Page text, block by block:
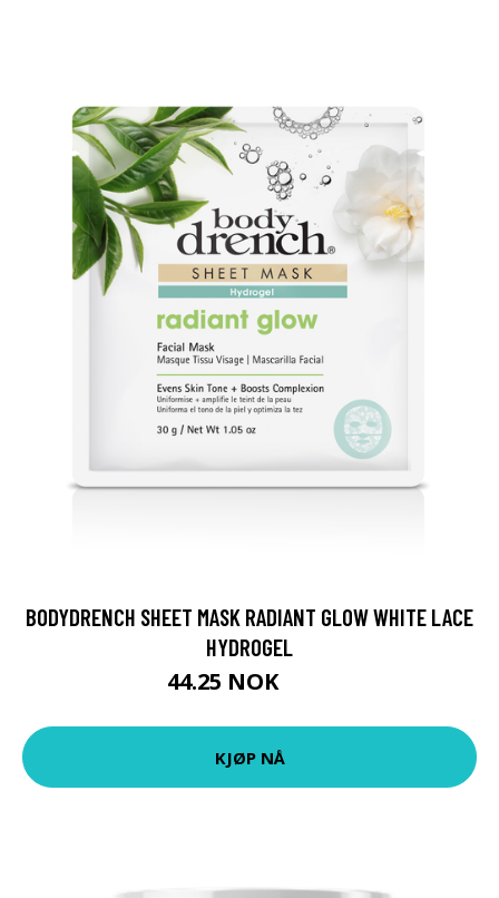
BODYDRENCH SHEET MASK RADIANT GLOW WHITE LACE
HYDROGEL
44.25 NOK
KJØP NÅ